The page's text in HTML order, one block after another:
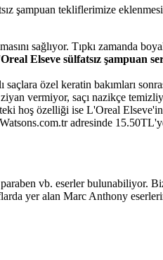
şampuan tekliflerimize
sağlıyor. Tıpkı zamanda
Elseve sülfatsız şampuan
özel keratin bakımları
vermiyor, saçı nazikçe
hoş özelliği ise L'Oreal
adresinde
vb. eserler bulunabiliyor.
yer alan Marc Anthony